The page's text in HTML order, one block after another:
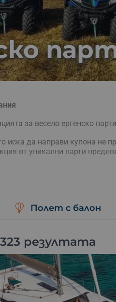
за весело ергенско
иска да направи купона не
от уникални парти
джипове, бъги тур в
Полет с балон
резултата